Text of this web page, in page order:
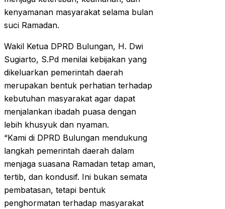
kenyamanan masyarakat selama bulan
suci Ramadan.
Wakil Ketua DPRD Bulungan, H. Dwi
Sugiarto, S.Pd menilai kebijakan yang
dikeluarkan pemerintah daerah
merupakan bentuk perhatian terhadap
kebutuhan masyarakat agar dapat
menjalankan ibadah puasa dengan
lebih khusyuk dan nyaman.
“Kami di DPRD Bulungan mendukung
langkah pemerintah daerah dalam
menjaga suasana Ramadan tetap aman,
tertib, dan kondusif. Ini bukan semata
pembatasan, tetapi bentuk
penghormatan terhadap masyarakat